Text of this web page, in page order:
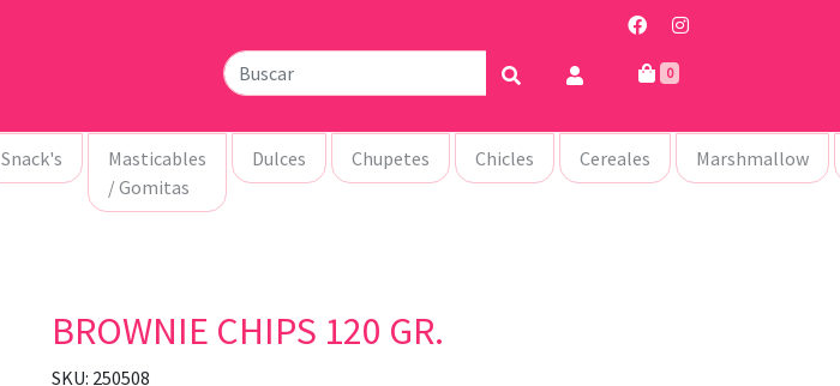
0
Snack's
Masticables
/ Gomitas
Dulces Chupetes Chicles Cereales Marshmallow
BROWNIE CHIPS 120 GR.
SKU: 250508